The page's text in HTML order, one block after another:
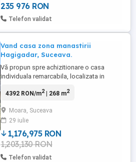
235 976 RON
Telefon validat
Vand casa zona manastirii
Hagigadar, Suceava.
Vă propun spre achizitionare o casa
individuala remarcabila, localizata in
linistita, ce imbina perfect confortul cu
un camin exclusivist. Casa este dispusa
pe 2 nivele, la parter dispune de hol, living,
dinning, bucatarie ...
4392 RON/m2| 268 m2
Moara, Suceava
29 iulie
1,176,975 RON
1,203,130 RON
Telefon validat